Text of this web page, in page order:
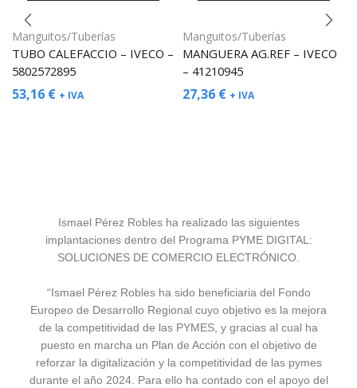
Manguitos/Tuberías
TUBO CALEFACCIO – IVECO –
5802572895
53,16 € + IVA
Manguitos/Tuberías
MANGUERA AG.REF – IVECO
– 41210945
27,36 € + IVA
Ismael Pérez Robles ha realizado las siguientes
implantaciones dentro del Programa PYME DIGITAL:
SOLUCIONES DE COMERCIO ELECTRÓNICO.
“Ismael Pérez Robles ha sido beneficiaria del Fondo
Europeo de Desarrollo Regional cuyo objetivo es la mejora
de la competitividad de las PYMES, y gracias al cual ha
puesto en marcha un Plan de Acción con el objetivo de
reforzar la digitalización y la competitividad de las pymes
durante el año 2024. Para ello ha contado con el apoyo del